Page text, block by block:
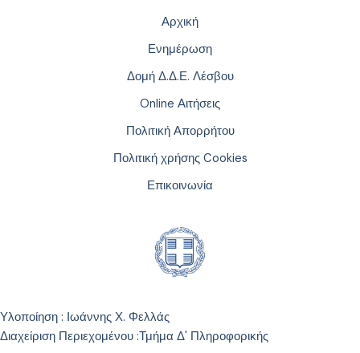
Αρχική
Ενημέρωση
Δομή Δ.Δ.Ε. Λέσβου
Online Αιτήσεις
Πολιτική Απορρήτου
Πολιτική χρήσης Cookies
Επικοινωνία
Υλοποίηση : Ιωάννης Χ. Φελλάς
Διαχείριση Περιεχομένου :Τμήμα Δ' Πληροφορικής